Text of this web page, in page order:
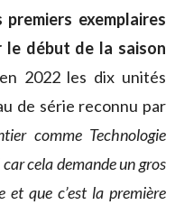
premiers exemplaires
début de la saison
2022 les dix unités
de série reconnu par
comme Technologie
car cela demande un gros
et que c’est la première